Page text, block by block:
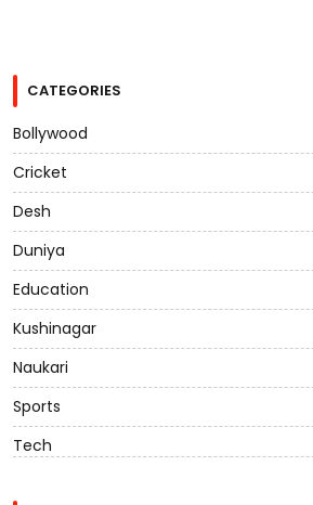
CATEGORIES
Bollywood
Cricket
Desh
Duniya
Education
Kushinagar
Naukari
Sports
Tech